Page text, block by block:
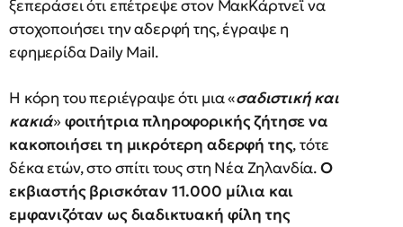
ξεπεράσει ότι επέτρεψε στον ΜακΚάρτνεϊ να
στοχοποιήσει την αδερφή της, έγραψε η
εφημερίδα Daily Mail.
H κόρη του περιέγραψε ότι μια «σαδιστική και
κακιά» φοιτήτρια πληροφορικής ζήτησε να
κακοποιήσει τη μικρότερη αδερφή της, τότε
δέκα ετών, στο σπίτι τους στη Νέα Ζηλανδία.Ο
εκβιαστής βρισκόταν 11.000 μίλια και
εμφανιζόταν ως διαδικτυακή φίλη της